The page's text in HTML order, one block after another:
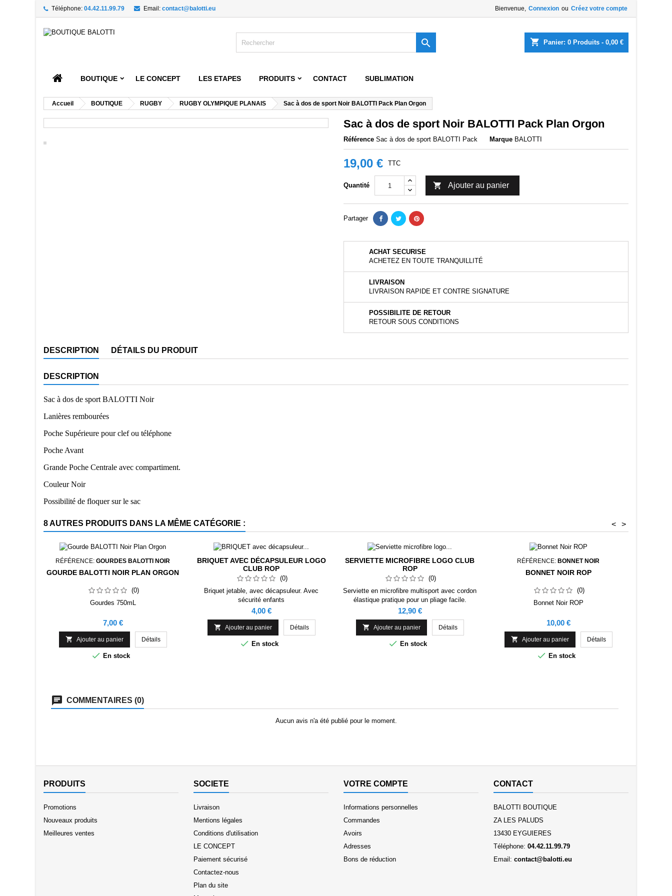
Téléphone: 04.42.11.99.79 Email: contact@balotti.eu Bienvenue, Connexion ou Créez votre compte
shopping_cart Panier: 0 Produits - 0,00 €

BOUTIQUE LE CONCEPT LES ETAPES PRODUITS CONTACT SUBLIMATION
Accueil BOUTIQUE RUGBY RUGBY OLYMPIQUE PLANAIS Sac à dos de sport Noir BALOTTI Pack Plan Orgon
Sac à dos de sport Noir BALOTTI Pack Plan Orgon
Référence Sac à dos de sport BALOTTI Pack Marque BALOTTI
19,00 € TTC
Quantité  Ajouter au panier
Partager
ACHAT SECURISE
ACHETEZ EN TOUTE TRANQUILLITÉ
LIVRAISON
LIVRAISON RAPIDE ET CONTRE SIGNATURE
POSSIBILITE DE RETOUR
RETOUR SOUS CONDITIONS
DESCRIPTION DÉTAILS DU PRODUIT
DESCRIPTION
Sac à dos de sport BALOTTI Noir
Lanières rembourées
Poche Supérieure pour clef ou téléphone
Poche Avant
Grande Poche Centrale avec compartiment.
Couleur Noir
Possibilité de floquer sur le sac
8 AUTRES PRODUITS DANS LA MÊME CATÉGORIE : >
<
RÉFÉRENCE: GOURDES BALOTTI NOIR
GOURDE BALOTTI NOIR PLAN ORGON
(0)
Gourdes 750mL
Prix
7,00 €
 Ajouter au panier Détails
 En stock
BRIQUET AVEC DÉCAPSULEUR LOGO
CLUB ROP
(0)
Briquet jetable, avec décapsuleur. Avec
sécurité enfants
Prix
4,00 €
 Ajouter au panier Détails
 En stock
SERVIETTE MICROFIBRE LOGO CLUB
ROP
(0)
Serviette en microfibre multisport avec cordon
élastique pratique pour un pliage facile.
Séchage rapide. 90 % polyester et 10 %
Prix
12,90 €
 Ajouter au panier Détails
 En stock
RÉFÉRENCE: BONNET NOIR
BONNET NOIR ROP
(0)
Bonnet Noir ROP
Prix
10,00 €
 Ajouter au panier Détails
 En stock
COMMENTAIRES (0)
Aucun avis n'a été publié pour le moment.
PRODUITS
Promotions
Nouveaux produits
Meilleures ventes
SOCIETE
Livraison
Mentions légales
Conditions d'utilisation
LE CONCEPT
Paiement sécurisé
Contactez-nous
Plan du site
VOTRE COMPTE
Informations personnelles
Commandes
Avoirs
Adresses
Bons de réduction
CONTACT
BALOTTI BOUTIQUE
ZA LES PALUDS
13430 EYGUIERES
Téléphone: 04.42.11.99.79
Email: contact@balotti.eu
((cancelText)) ((createText))
Vous devez être connecté pour ajouter des produits à votre liste d'envies.